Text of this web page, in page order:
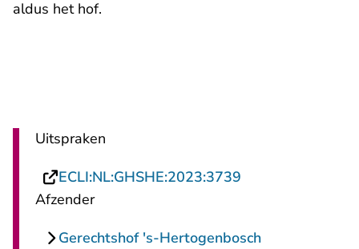
aldus het hof.
Uitspraken
ECLI:NL:GHSHE:2023:3739
Afzender
Gerechtshof 's-Hertogenbosch